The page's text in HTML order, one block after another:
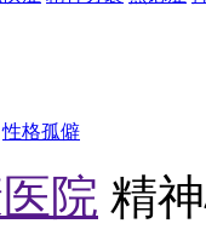
性格孤僻
院 精